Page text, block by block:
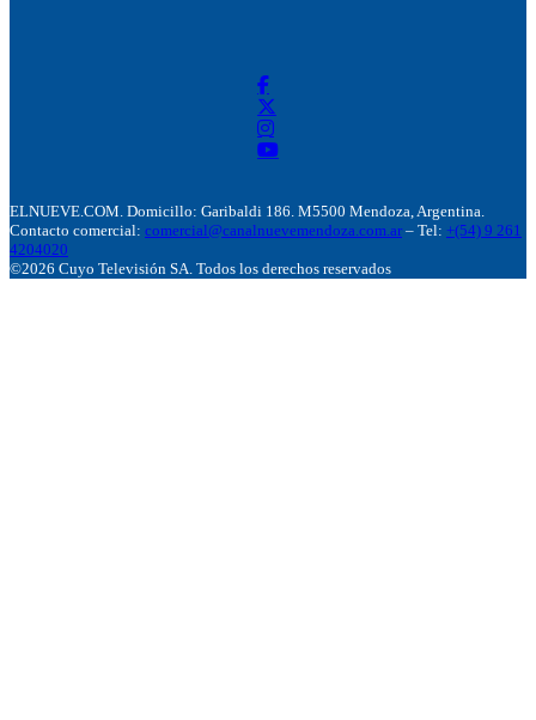
ELNUEVE.COM. Domicillo: Garibaldi 186. M5500 Mendoza, Argentina.
Contacto comercial: comercial@canalnuevemendoza.com.ar – Tel: +(54) 9 261
4204020
©2026 Cuyo Televisión SA. Todos los derechos reservados